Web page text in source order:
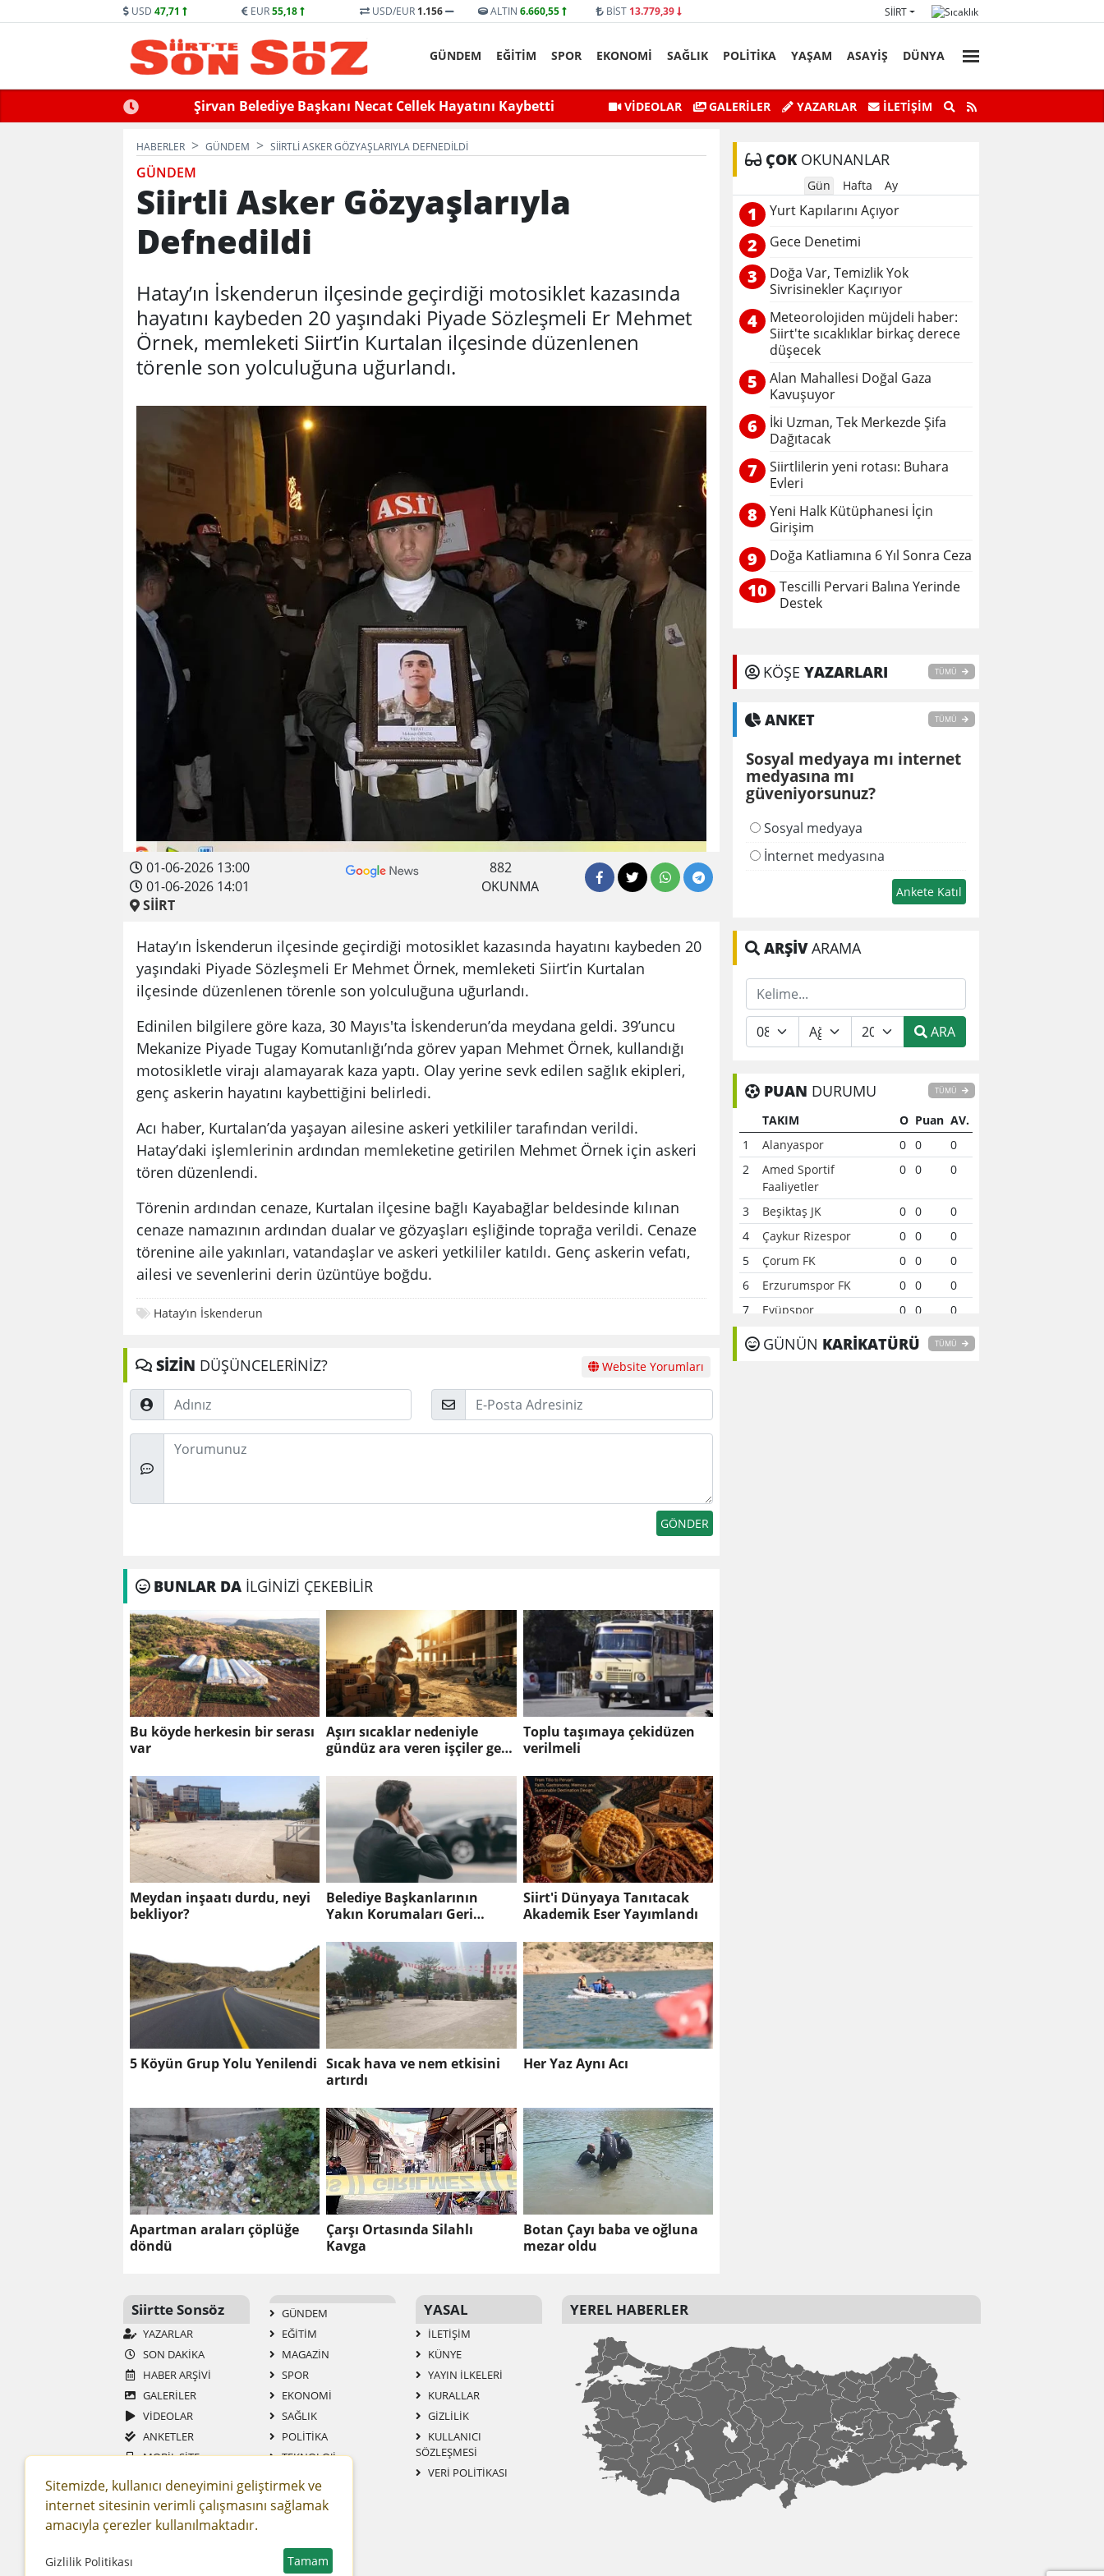
USD 47,71 EUR55,18 USD/EUR 1.156 ALTIN 6.660,55 BİST 13.779,39 SIIRT
GÜNDEM EĞİTİM SPOR EKONOMİ SAĞLIK POLİTİKA YAŞAM ASAYİŞ DÜNYA
Hayatını Kaybetti
Siirt’te Baraj Sularının Yükselmesiyle Mahsur Kalan Genç
Kurtarıldı
Siirt Valisi ve Belediye Başkan Vekili Kızılkaya'nın Acı Günü!
VİDEOLAR GALERİLER YAZARLAR İLETIŞIM
HABERLER GÜNDEM SIIRTLI ASKER GÖZYAŞLARIYLA DEFNEDILDI
GÜNDEM
Siirtli Asker Gözyaşlarıyla
Defnedildi
Hatay’ın İskenderun ilçesinde geçirdiği motosiklet kazasında
hayatını kaybeden 20 yaşındaki Piyade Sözleşmeli Er Mehmet
Örnek, memleketi Siirt’in Kurtalan ilçesinde düzenlenen
törenle son yolculuğuna uğurlandı.
01-06-2026 13:00
01-06-2026 14:01
SİİRT
882
OKUNMA
Hatay’ın İskenderun ilçesinde geçirdiği motosiklet kazasında hayatını kaybeden 20
yaşındaki Piyade Sözleşmeli Er Mehmet Örnek, memleketi Siirt’in Kurtalan
ilçesinde düzenlenen törenle son yolculuğuna uğurlandı.
Edinilen bilgilere göre kaza, 30 Mayıs'ta İskenderun’da meydana geldi. 39’uncu
Mekanize Piyade Tugay Komutanlığı’nda görev yapan Mehmet Örnek, kullandığı
motosikletle virajı alamayarak kaza yaptı. Olay yerine sevk edilen sağlık ekipleri,
genç askerin hayatını kaybettiğini belirledi.
Acı haber, Kurtalan’da yaşayan ailesine askeri yetkililer tarafından verildi.
Hatay’daki işlemlerinin ardından memleketine getirilen Mehmet Örnek için askeri
tören düzenlendi.
Törenin ardından cenaze, Kurtalan ilçesine bağlı Kayabağlar beldesinde kılınan
cenaze namazının ardından dualar ve gözyaşları eşliğinde toprağa verildi. Cenaze
törenine aile yakınları, vatandaşlar ve askeri yetkililer katıldı. Genç askerin vefatı,
ailesi ve sevenlerini derin üzüntüye boğdu.
Hatay’ın İskenderun
SİZİN DÜŞÜNCELERİNİZ? Website Yorumları
Adınız
Posta
Düşünceleriniz
BUNLAR DA İLGİNİZİ ÇEKEBİLİR
Bu köyde herkesin bir serası
var
Aşırı sıcaklar nedeniyle
gündüz ara veren işçiler gece
Toplu taşımaya çekidüzen
verilmeli
Meydan inşaatı durdu, neyi
bekliyor?
Belediye Başkanlarının
Yakın Korumaları Geri
Siirt'i Dünyaya Tanıtacak
Akademik Eser Yayımlandı
5 Köyün Grup Yolu Yenilendi Sıcak hava ve nem etkisini
artırdı
Apartman araları çöplüğe
döndü
Çarşı Ortasında Silahlı
Kavga
Botan Çayı baba ve oğluna
mezar oldu
ÇOKOKUNANLAR
Gün Hafta Ay
1 Yurt Kapılarını Açıyor
2 Gece Denetimi
3
Doğa Var, Temizlik Yok
Sivrisinekler Kaçırıyor
4
Meteorolojiden müjdeli haber:
Siirt'te sıcaklıklar birkaç derece
düşecek
5
Alan Mahallesi Doğal Gaza
Kavuşuyor
6
İki Uzman, Tek Merkezde Şifa
Dağıtacak
7
Siirtlilerin yeni rotası: Buhara
Evleri
8
Yeni Halk Kütüphanesi İçin
Girişim
9 Doğa Katliamına 6 Yıl Sonra Ceza
10
Tescilli Pervari Balına Yerinde
Destek
KÖŞE YAZARLARI TÜMÜ
ANKET TÜMÜ
Sosyal medyaya mı internet
medyasına mı
güveniyorsunuz?
Sosyal medyaya
İnternet medyasına
ARŞİVARAMA
ARA
PUAN DURUMU TÜMÜ
TAKIM O Puan AV.
1
Alanyaspor 0 0
0
2
Amed Sportif
Faaliyetler
0 0 0
3 Beşiktaş JK 0 0
0
4
Çaykur Rizespor 0 0
0
5
Çorum FK 0 0
0
6
Erzurumspor FK 0 0
0
7
Eyüpspor 0 0
0
8
Fenerbahçe 0
0
GÜNÜN KARİKATÜRÜ TÜMÜ
Siirtte Sonsöz
YAZARLAR
SON DAKİKA
HABER ARŞİVİ
GALERİLER
VİDEOLAR
ANKETLER
MOBİL SİTE
GAZETELER
SİTENE EKLE
GÜNDEM
EĞİTİM
MAGAZİN
SPOR
EKONOMİ
SAĞLIK
POLİTİKA
TEKNOLOJİ
YAŞAM
ASAYİŞ
DÜNYA
ROPÖRTAJ
YASAL
İLETIŞIM
KÜNYE
YAYIN İLKELERI
KURALLAR
GIZLILIK
KULLANICI
SÖZLEŞMESI
VERI POLITIKASI
YEREL HABERLER
Sitemizde, kullanıcı deneyimini geliştirmek ve
internet sitesinin verimli çalışmasını sağlamak
amacıyla çerezler kullanılmaktadır.
Gizlilik Politikası Tamam